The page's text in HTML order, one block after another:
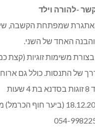
-להורה וילד
שמפתחת הקשבה,
האחד של השני.
משימות זוגיות (קצת
של התנסות. כולל גם